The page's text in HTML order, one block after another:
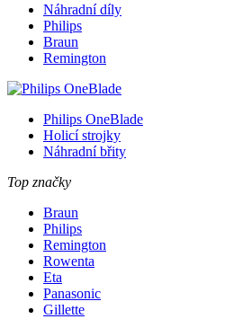
Náhradní díly
Philips
Braun
Remington
Philips OneBlade
Holicí strojky
Náhradní břity
Top značky
Braun
Philips
Remington
Rowenta
Eta
Panasonic
Gillette